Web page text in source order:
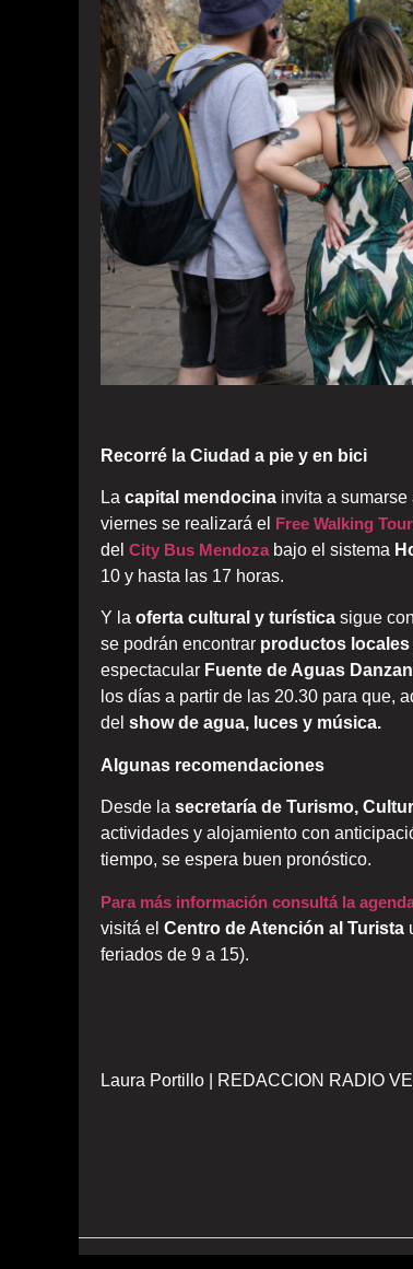
Recorré la Ciudad a pie y en bici
La capital mendocina invita a sumarse
viernes se realizará el Free Walking Tour
del City Bus Mendoza bajo el sistema
10 y hasta las 17 horas.
Y la oferta cultural y turística sigue
se podrán encontrar productos
espectacular Fuente de Aguas
los días a partir de las 20.30 para que,
del show de agua, luces y música.
Algunas recomendaciones
Desde la secretaría de Turismo,
actividades y alojamiento con
tiempo, se espera buen pronóstico.
Para más información consultá la
visitá el Centro de Atención al Turista
feriados de 9 a 15).
Laura Portillo | REDACCION RADIO